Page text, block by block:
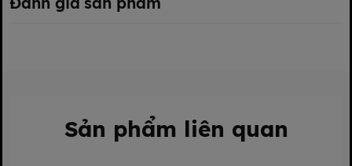
Hộp nhựa trong suốt, có móc treo, đảm bảo vệ sinh – đặc biệt
Sản phẩm liên quan